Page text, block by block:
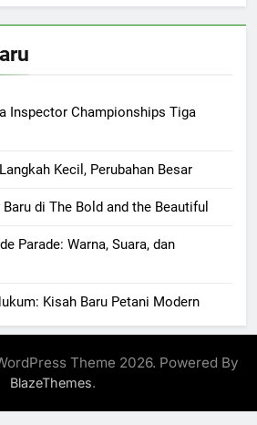
Inspector Championships Tiga
Kecil, Perubahan Besar
di The Bold and the Beautiful
Parade: Warna, Suara, dan
Kisah Baru Petani Modern
Theme 2026. Powered By
BlazeThemes.